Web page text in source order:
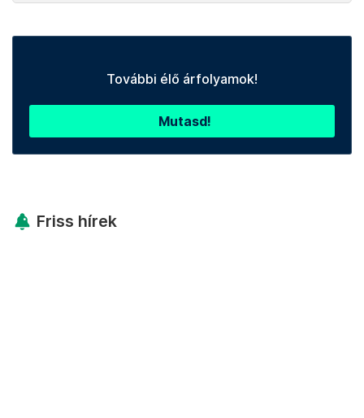
További élő árfolyamok!
Mutasd!
Friss hírek